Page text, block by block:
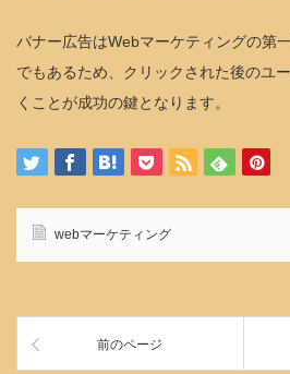
バナー広告はWebマーケティングの第
でもあるため、クリックされた後のユ
くことが成功の鍵となります。
webマーケティング
前のページ